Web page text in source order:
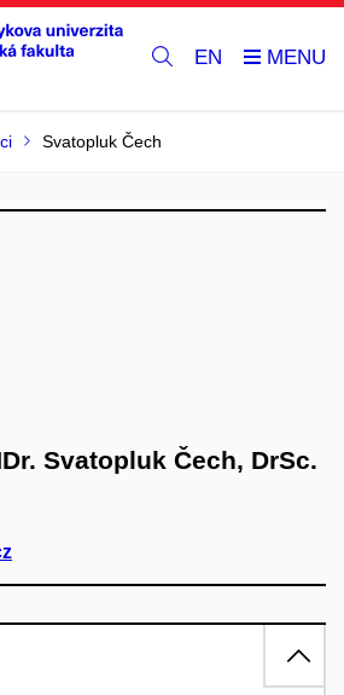
EN
Svatopluk Čech
Svatopluk Čech, DrSc.